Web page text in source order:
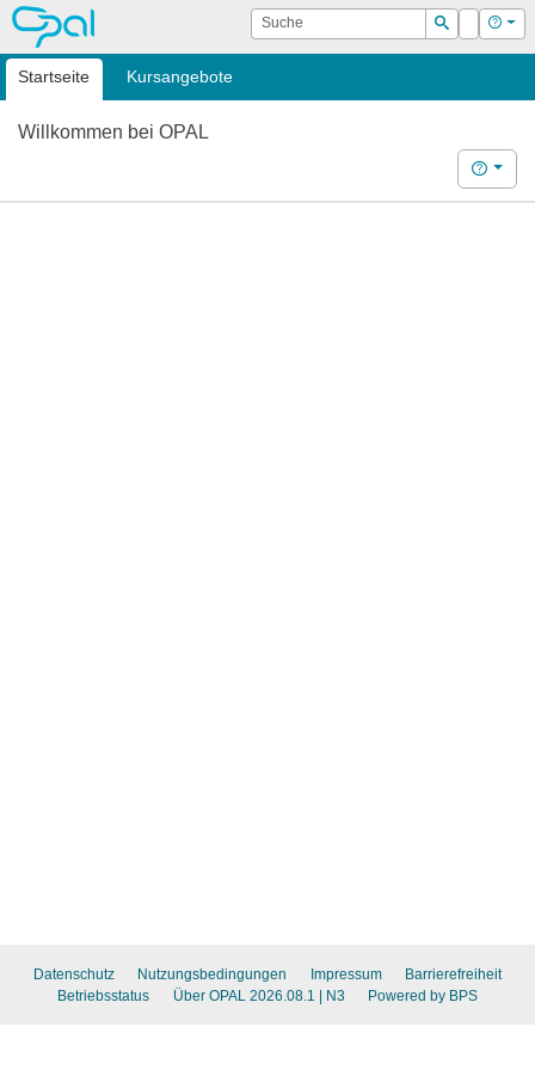
OPAL Suche
Suchen
Login Hilfe
Startseite Kursangebote
Willkommen bei OPAL
Hilfe
Datenschutz Nutzungsbedingungen Impressum
Barrierefreiheit
Betriebsstatus
Über OPAL 2026.08.1 | N3 Powered by BPS